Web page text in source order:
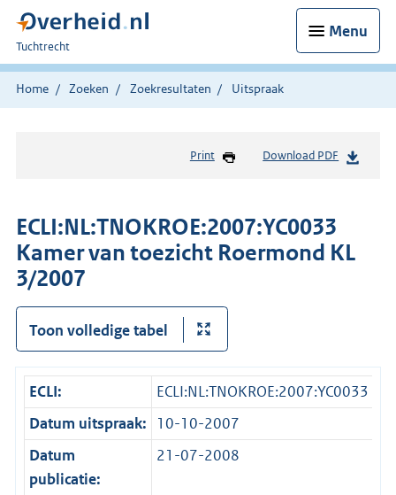
Menu
U
bent
hier:
Tuchtrecht
Home Zoeken Zoekresultaten Uitspraak
Print Download PDF
ECLI:NL:TNOKROE:2007:YC0033
Kamer van toezicht Roermond KL
3/2007
Toon volledige tabel
ECLI:
ECLI:NL:TNOKROE:2007:YC0033
Datum uitspraak:
10-10-2007
Datum
publicatie:
21-07-2008